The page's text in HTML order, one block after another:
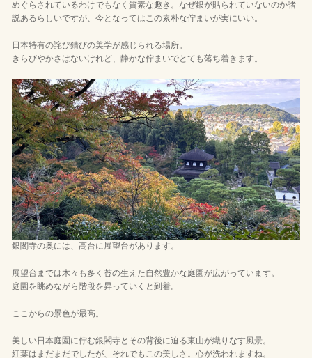
めぐらされているわけでもなく質素な趣き。なぜ銀が貼られていないのか諸
説あるらしいですが、今となってはこの素朴な佇まいが実にいい。
日本特有の詫び錆びの美学が感じられる場所。
きらびやかさはないけれど、静かな佇まいでとても落ち着きます。
銀閣寺の奥には、高台に展望台があります。
展望台までは木々も多く苔の生えた自然豊かな庭園が広がっています。
庭園を眺めながら階段を昇っていくと到着。
ここからの景色が最高。
美しい日本庭園に佇む銀閣寺とその背後に迫る東山が織りなす風景。
紅葉はまだまだでしたが、それでもこの美しさ。心が洗われますね。